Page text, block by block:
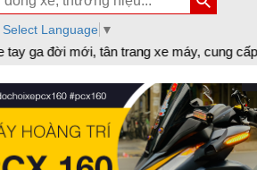
Select Language ▼
trang xe máy, cung cấp đồ chơi xe máy